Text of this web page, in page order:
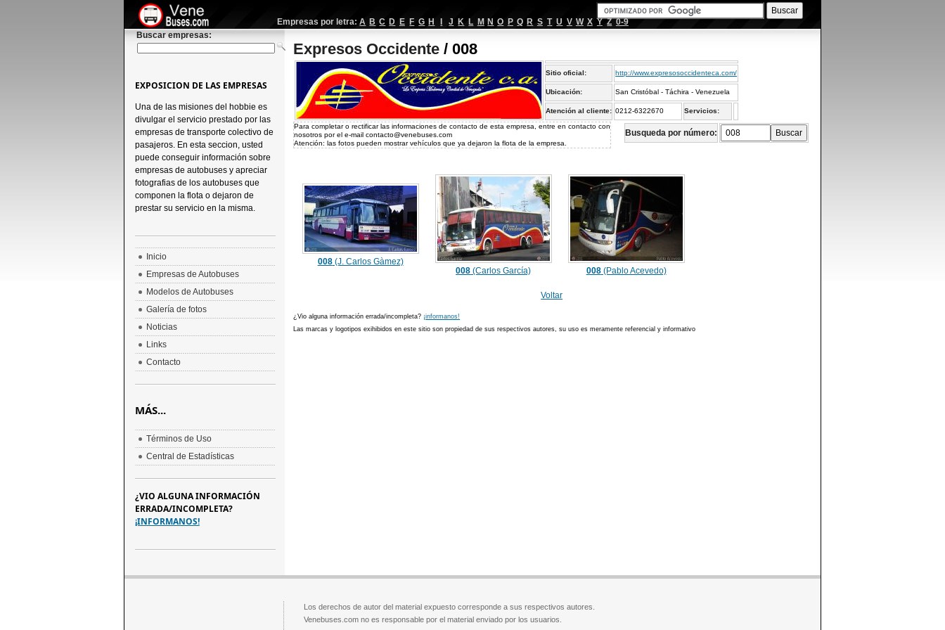
Empresas por letra: A B C D E F G H J K L M N O P Q R S T U V W X Y Z 0-9
Buscar empresas:
Expresos Occidente / 008
Sitio oficial: http://www.expresosoccidenteca.com/
Ubicación: San Cristóbal - Táchira - Venezuela
Atención al cliente: 0212-6322670
Servicios:
Para completar o rectificar las informaciones de contacto de esta empresa, entre en contacto con
nosotros por el e-mailcontacto@venebuses.com
Atención: las fotos pueden mostrar vehículos que ya dejaron la flota de la empresa.
Busqueda por número:
008(J. Carlos Gàmez)
008 (Carlos García) 008(Pablo Acevedo)
Voltar
¿Vio alguna información errada/incompleta? ¡informanos!
Las marcas y logotipos exihibidos en este sitio son propiedad de sus respectivos autores, su uso es meramente referencial y informativo
EXPOSICION DE LAS EMPRESAS
Una de las misiones del hobbie es
divulgar el servicio prestado por las
empresas de transporte colectivo de
pasajeros. En esta seccion, usted
puede conseguir información sobre
empresas de autobuses y apreciar
fotografias de los autobuses que
componen la flota o dejaron de
prestar su servicio en la misma.
Inicio
Empresas de Autobuses
Modelos de Autobuses
Galería de fotos
Noticias
Links
Contacto
MÁS...
Términos de Uso
Central de Estadísticas
¿VIO ALGUNA INFORMACIÓN
ERRADA/INCOMPLETA?
¡INFORMANOS!
Los derechos de autor del material expuesto corresponde a sus respectivos autores.
Venebuses.com no es responsable por el material enviado por los usuarios.